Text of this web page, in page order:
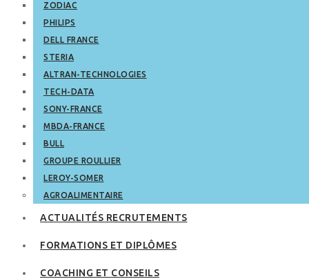
ZODIAC
PHILIPS
DELL FRANCE
STERIA
ALTRAN-TECHNOLOGIES
TECH-DATA
SONY-FRANCE
MBDA-FRANCE
BULL
GROUPE ROULLIER
LEROY-SOMER
AGROALIMENTAIRE
ACTUALITÉS RECRUTEMENTS
FORMATIONS ET DIPLÔMES
COACHING ET CONSEILS